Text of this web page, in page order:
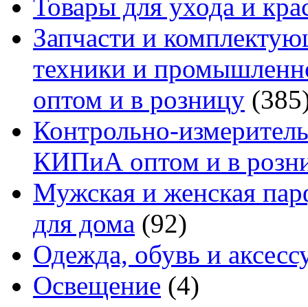
Товары для ухода и
Запчасти и
техники и
оптом и в розницу
Контрольно-
КИПиА оптом и в
Мужская и женская
для дома (92)
Одежда, обувь и
Освещение (4)